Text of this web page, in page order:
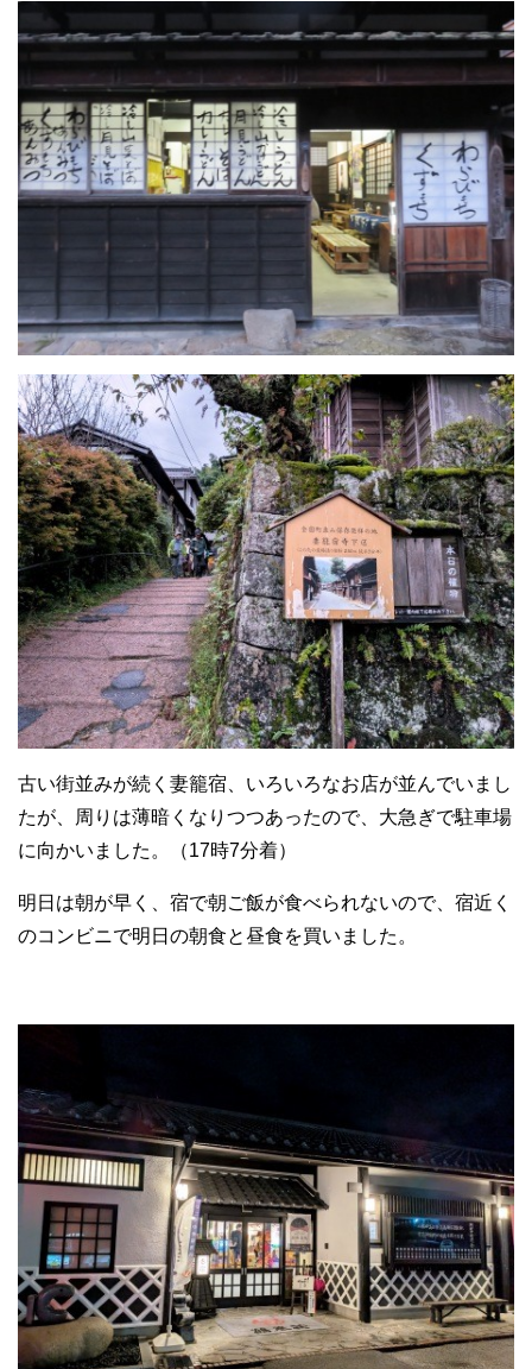
古い街並みが続く妻籠宿、いろいろなお店が並んでいまし
たが、周りは薄暗くなりつつあったので、大急ぎで駐車場
に向かいました。（17時7分着）
明日は朝が早く、宿で朝ご飯が食べられないので、宿近く
のコンビニで明日の朝食と昼食を買いました。